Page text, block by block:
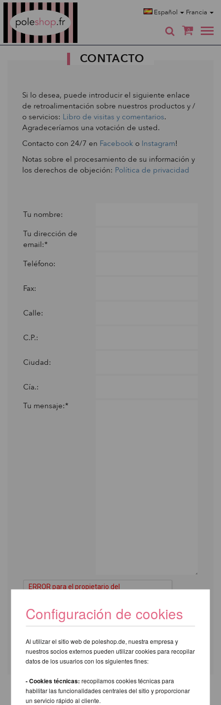
Español Francia
0
CONTACTO
Si lo desea, puede introducir el siguiente enlace
de retroalimentación sobre nuestros productos y /
o servicios: Libro de visitas y comentarios.
Agradeceríamos una votación de usted.
Contacto con 24/7 en Facebook o Instagram!
Notas sobre el procesamiento de su información y
los derechos de objeción: Política de privacidad
Tu nombre:
Tu dirección de
email:*
Teléfono:
Fax:
Calle:
C.P.:
Ciudad:
Cía.:
Tu mensaje:*
Los campos marcados con un
* son obligatorios.
Configuración de cookies
Al utilizar el sitio web de poleshop.de, nuestra empresa y
nuestros socios externos pueden utilizar cookies para recopilar
datos de los usuarios con los siguientes fines:
- Cookies técnicas:recopilamos cookies técnicas para
habilitar las funcionalidades centrales del sitio y proporcionar
un servicio rápido al cliente.